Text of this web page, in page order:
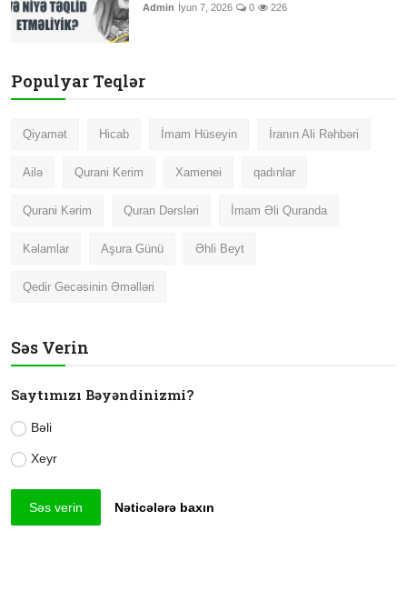
Admin İyun 7, 2026 0 226
Populyar Teqlər
Qiyamət Hicab İmam Hüseyin İranın Ali Rəhbəri
Ailə Qurani Kerim Xamenei qadınlar
Qurani Kərim Quran Dərsləri İmam Əli Quranda
Kəlamlar Aşura Günü Əhli Beyt
Qedir Gecəsinin Əməlləri
Səs Verin
Saytımızı Bəyəndinizmi?
Bəli
Xeyr
Səs verin Nəticələrə baxın